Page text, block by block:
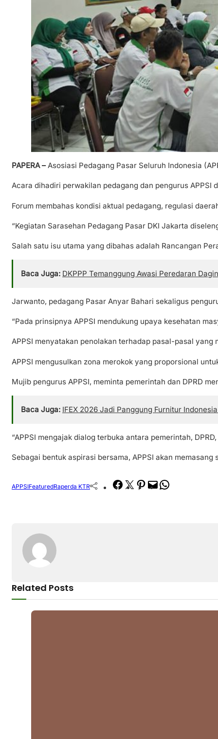
PAPERA –Asosiasi Pedagang Pasar Seluruh Indonesia
Acara dihadiri perwakilan pedagang dan pengurus APPSI
Forum membahas kondisi aktual pedagang, regulasi
“Kegiatan Sarasehan Pedagang Pasar DKI Jakarta
Salah satu isu utama yang dibahas adalah Rancangan
Baca Juga: DKPPP Temanggung Awasi Peredaran
Jarwanto, pedagang Pasar Anyar Bahari sekaligus
“Pada prinsipnya APPSI mendukung upaya kesehatan
APPSI menyatakan penolakan terhadap pasal-pasal
APPSI mengusulkan zona merokok yang proporsional
Mujib pengurus APPSI, meminta pemerintah dan DPRD
Baca Juga: IFEX 2026 Jadi Panggung Furnitur
“APPSI mengajak dialog terbuka antara pemerintah,
Sebagai bentuk aspirasi bersama, APPSI akan
APPSIFeaturedRaperda KTR Facebook
TwitterPinterest
Mail
Related Posts